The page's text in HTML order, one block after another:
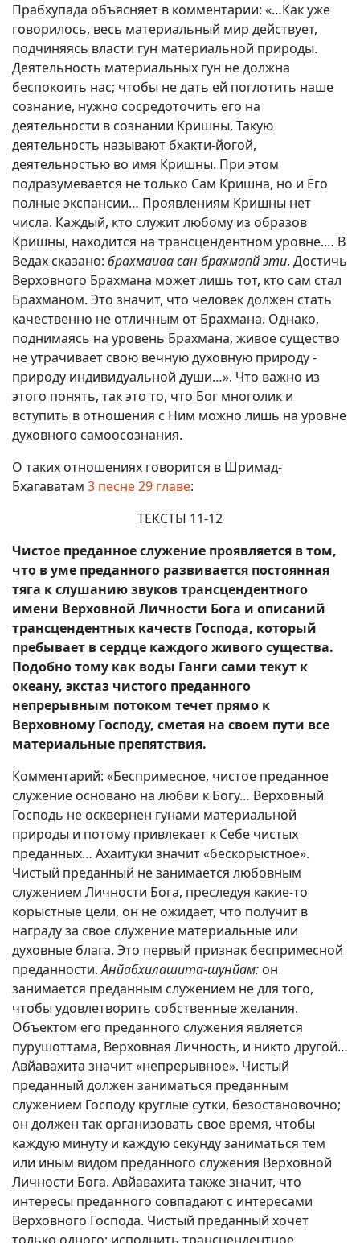
Прабхупада объясняет в комментарии: «…Как уже
говорилось, весь материальный мир действует,
подчиняясь власти гун материальной природы.
Деятельность материальных гун не должна
беспокоить нас; чтобы не дать ей поглотить наше
сознание, нужно сосредоточить его на
деятельности в сознании Кришны. Такую
деятельность называют бхакти-йогой,
деятельностью во имя Кришны. При этом
подразумевается не только Сам Кришна, но и Его
полные экспансии… Проявлениям Кришны нет
числа. Каждый, кто служит любому из образов
Кришны, находится на трансцендентном уровне.… В
Ведах сказано: брахмаива сан брахмапй эти. Достичь
Верховного Брахмана может лишь тот, кто сам стал
Брахманом. Это значит, что человек должен стать
качественно не отличным от Брахмана. Однако,
поднимаясь на уровень Брахмана, живое существо
не утрачивает свою вечную духовную природу -
природу индивидуальной души…». Что важно из
этого понять, так это то, что Бог многолик и
вступить в отношения с Ним можно лишь на уровне
духовного самоосознания.
О таких отношениях говорится в Шримад-
Бхагаватам 3 песне 29 главе:
ТЕКСТЫ 11-12
Чистое преданное служение проявляется в том,
что в уме преданного развивается постоянная
тяга к слушанию звуков трансцендентного
имени Верховной Личности Бога и описаний
трансцендентных качеств Господа, который
пребывает в сердце каждого живого существа.
Подобно тому как воды Ганги сами текут к
океану, экстаз чистого преданного
непрерывным потоком течет прямо к
Верховному Господу, сметая на своем пути все
материальные препятствия.
Комментарий: «Беспримесное, чистое преданное
служение основано на любви к Богу… Верховный
Господь не осквернен гунами материальной
природы и потому привлекает к Себе чистых
преданных… Ахаитуки значит «бескорыстное».
Чистый преданный не занимается любовным
служением Личности Бога, преследуя какие-то
корыстные цели, он не ожидает, что получит в
награду за свое служение материальные или
духовные блага. Это первый признак беспримесной
преданности.Анйабхилашита-шунйам: он
занимается преданным служением не для того,
чтобы удовлетворить собственные желания.
Объектом его преданного служения является
пурушоттама, Верховная Личность, и никто другой…
Авйавахита значит «непрерывное». Чистый
преданный должен заниматься преданным
служением Господу круглые сутки, безостановочно;
он должен так организовать свое время, чтобы
каждую минуту и каждую секунду заниматься тем
или иным видом преданного служения Верховной
Личности Бога. Авйавахита также значит, что
интересы преданного совпадают с интересами
Верховного Господа. Чистый преданный хочет